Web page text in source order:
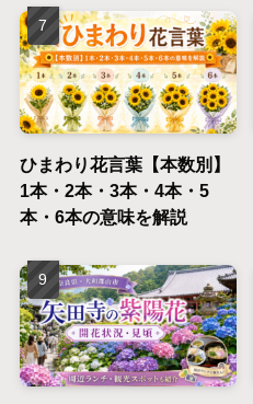
ひまわり花言葉【本数別】
1本・2本・3本・4本・5
本・6本の意味を解説